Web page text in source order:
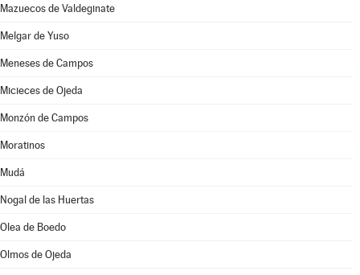
Mazuecos de Valdeginate
Melgar de Yuso
Meneses de Campos
Micieces de Ojeda
Monzón de Campos
Moratinos
Mudá
Nogal de las Huertas
Olea de Boedo
Olmos de Ojeda